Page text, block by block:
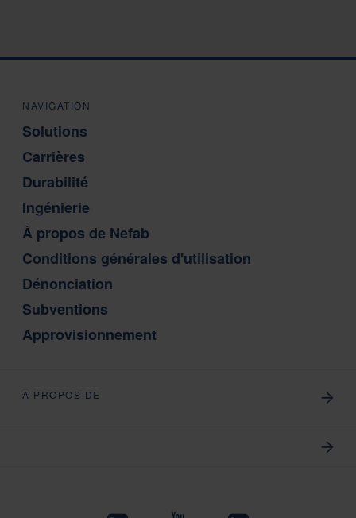
NAVIGATION
Solutions
Carrières
Durabilité
Ingénierie
À propos de Nefab
Conditions générales d'utilisation
Dénonciation
Subventions
Approvisionnement
A PROPOS DE